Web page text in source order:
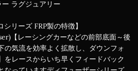
ラグジュアリー
リーズ FRP製の特徴】
【レーシングカーなどの前部底面～後
の気流を効率よく拡散し、ダウンフォ
をレースからいち早くフィードバック